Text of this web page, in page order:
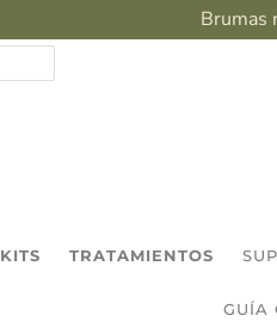
Brumas
KITS TRATAMIENTOS
GUÍA